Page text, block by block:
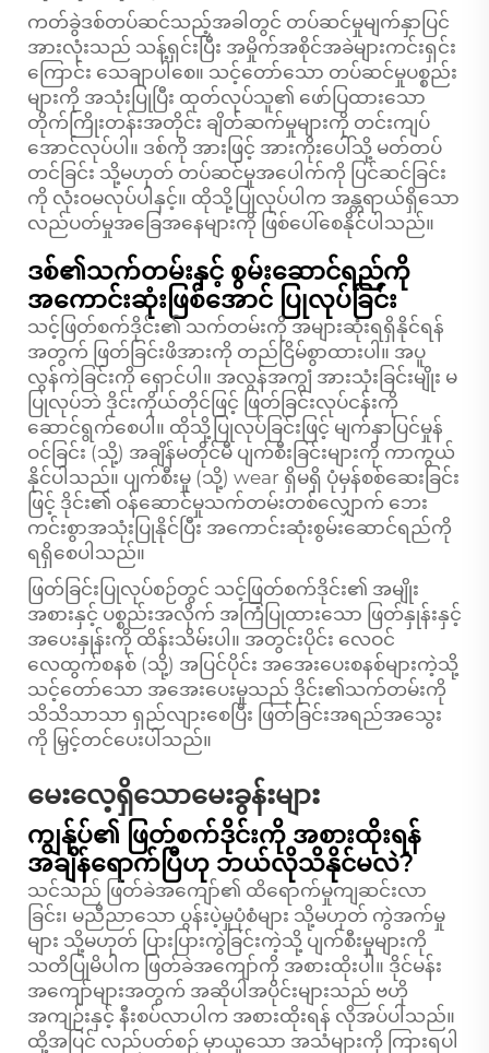
ကတ်ခွဲဒစ်တပ်ဆင်သည့်အခါတွင် တပ်ဆင်မှုမျက်နှာပြင်
အားလုံးသည် သန့်ရှင်းပြီး အမှိုက်အစိုင်အခဲများကင်းရှင်း
ကြောင်း သေချာပါစေ။ သင့်တော်သော တပ်ဆင်မှုပစ္စည်း
များကို အသုံးပြုပြီး ထုတ်လုပ်သူ၏ ဖော်ပြထားသော
တိုက်ကြိုးတန်းအတိုင်း ချိတ်ဆက်မှုများကို တင်းကျပ်
အောင်လုပ်ပါ။ ဒစ်ကို အားဖြင့် အားကိုးပေါ်သို့ မတ်တပ်
တင်ခြင်း သို့မဟုတ် တပ်ဆင်မှုအပေါက်ကို ပြင်ဆင်ခြင်း
ကို လုံးဝမလုပ်ပါနှင့်။ ထိုသို့ပြုလုပ်ပါက အန္တရာယ်ရှိသော
လည်ပတ်မှုအခြေအနေများကို ဖြစ်ပေါ်စေနိုင်ပါသည်။
ဒစ်၏သက်တမ်းနှင့် စွမ်းဆောင်ရည်ကို
အကောင်းဆုံးဖြစ်အောင် ပြုလုပ်ခြင်း
သင့်ဖြတ်စက်ဒိုင်း၏ သက်တမ်းကို အများဆုံးရရှိနိုင်ရန်
အတွက် ဖြတ်ခြင်းဖိအားကို တည်ငြိမ်စွာထားပါ။ အပူ
လွန်ကဲခြင်းကို ရှောင်ပါ။ အလွန်အကျွံ အားသုံးခြင်းမျိုး မ
ပြုလုပ်ဘဲ ဒိုင်းကိုယ်တိုင်ဖြင့် ဖြတ်ခြင်းလုပ်ငန်းကို
ဆောင်ရွက်စေပါ။ ထိုသို့ပြုလုပ်ခြင်းဖြင့် မျက်နှာပြင်မှုန်
ဝင်ခြင်း (သို့) အချိန်မတိုင်မီ ပျက်စီးခြင်းများကို ကာကွယ်
နိုင်ပါသည်။ ပျက်စီးမှု (သို့) wear ရှိမရှိ ပုံမှန်စစ်ဆေးခြင်း
ဖြင့် ဒိုင်း၏ ဝန်ဆောင်မှုသက်တမ်းတစ်လျှောက် ဘေး
ကင်းစွာအသုံးပြုနိုင်ပြီး အကောင်းဆုံးစွမ်းဆောင်ရည်ကို
ရရှိစေပါသည်။
ဖြတ်ခြင်းပြုလုပ်စဉ်တွင် သင့်ဖြတ်စက်ဒိုင်း၏ အမျိုး
အစားနှင့် ပစ္စည်းအလိုက် အကြံပြုထားသော ဖြတ်နှုန်းနှင့်
အပေးနှုန်းကို ထိန်းသိမ်းပါ။ အတွင်းပိုင်း လေဝင်
လေထွက်စနစ် (သို့) အပြင်ပိုင်း အအေးပေးစနစ်များကဲ့သို့
သင့်တော်သော အအေးပေးမှုသည် ဒိုင်း၏သက်တမ်းကို
သိသိသာသာ ရှည်လျားစေပြီး ဖြတ်ခြင်းအရည်အသွေး
ကို မြှင့်တင်ပေးပါသည်။
မေးလေ့ရှိသောမေးခွန်းများ
ကျွန်ုပ်၏ ဖြတ်စက်ဒိုင်းကို အစားထိုးရန်
အချိန်ရောက်ပြီဟု ဘယ်လိုသိနိုင်မလဲ?
သင်သည် ဖြတ်ခဲအကျော်၏ ထိရောက်မှုကျဆင်းလာ
ခြင်း၊ မညီညာသော ပွန်းပဲ့မှုပုံစံများ သို့မဟုတ် ကွဲအက်မှု
များ သို့မဟုတ် ပြားပြားကွဲခြင်းကဲ့သို့ ပျက်စီးမှုများကို
သတိပြုမိပါက ဖြတ်ခဲအကျော်ကို အစားထိုးပါ။ ဒိုင်မန်း
အကျော်များအတွက် အဆိုပါအပိုင်းများသည် ဗဟို
အကျဉ်းနှင့် နီးစပ်လာပါက အစားထိုးရန် လိုအပ်ပါသည်။
ထို့အပြင် လည်ပတ်စဉ် မှာယူသော အသံများကို ကြားရပါ